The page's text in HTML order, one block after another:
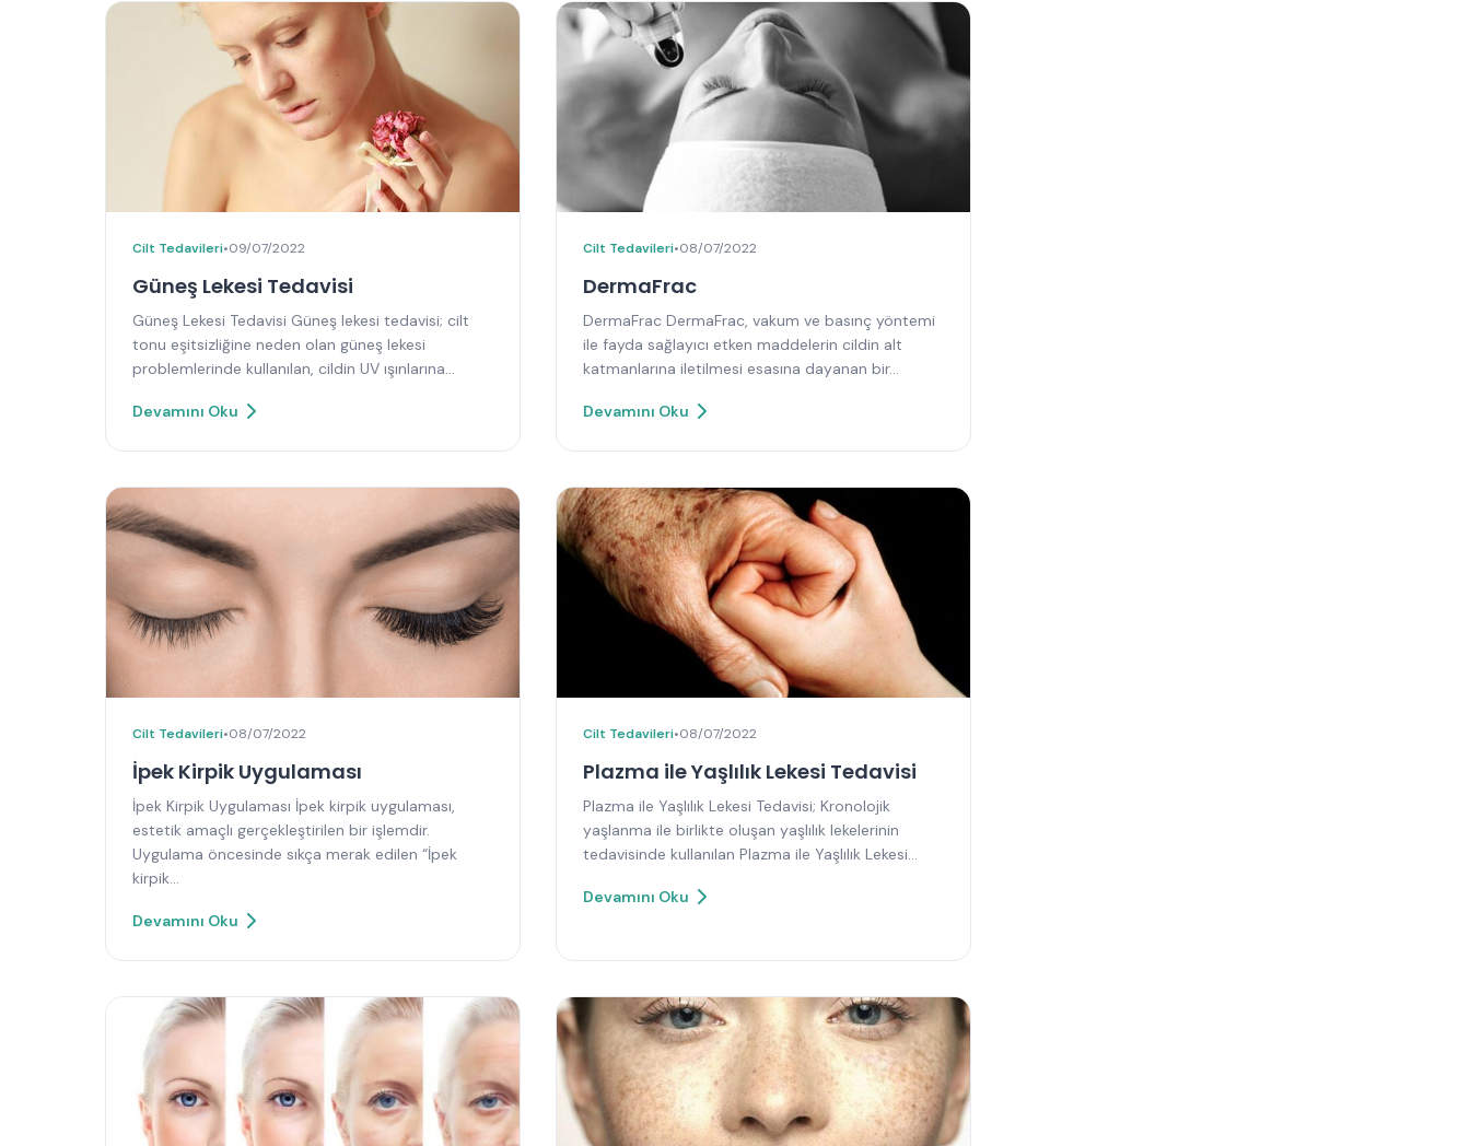
Cilt Tedavileri•09/07/2022
Güneş Lekesi Tedavisi
Güneş Lekesi Tedavisi Güneş lekesi tedavisi; cilt
tonu eşitsizliğine neden olan güneş lekesi
problemlerinde kullanılan, cildin UV ışınlarına…
Devamını Oku
Cilt Tedavileri•08/07/2022
DermaFrac
DermaFrac DermaFrac, vakum ve basınç yöntemi
ile fayda sağlayıcı etken maddelerin cildin alt
katmanlarına iletilmesi esasına dayanan bir…
Devamını Oku
Cilt Tedavileri•08/07/2022
İpek Kirpik Uygulaması
İpek Kirpik Uygulaması İpek kirpik uygulaması,
estetik amaçlı gerçekleştirilen bir işlemdir.
Uygulama öncesinde sıkça merak edilen “İpek
kirpik…
Devamını Oku
Cilt Tedavileri•08/07/2022
Plazma ile Yaşlılık Lekesi Tedavisi
Plazma ile Yaşlılık Lekesi Tedavisi; Kronolojik
yaşlanma ile birlikte oluşan yaşlılık lekelerinin
tedavisinde kullanılan Plazma ile Yaşlılık Lekesi…
Devamını Oku